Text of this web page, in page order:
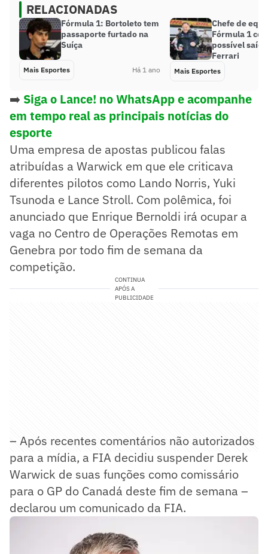
RELACIONADAS
Fórmula 1: Bortoleto tem
passaporte furtado na
Suíça
Mais Esportes Há 1 ano
Chefe de
Fórmula 1
possível
Ferrari
Mais Esportes
➡️ Siga o Lance! no WhatsApp e acompanhe
em tempo real as principais notícias do
esporte
Uma empresa de apostas publicou falas
atribuídas a Warwick em que ele criticava
diferentes pilotos como Lando Norris, Yuki
Tsunoda e Lance Stroll. Com polêmica, foi
anunciado que Enrique Bernoldi irá ocupar a
vaga no Centro de Operações Remotas em
Genebra por todo fim de semana da
competição.
CONTINUA
APÓS A
PUBLICIDADE
– Após recentes comentários não autorizados
para a mídia, a FIA decidiu suspender Derek
Warwick de suas funções como comissário
para o GP do Canadá deste fim de semana –
declarou um comunicado da FIA.